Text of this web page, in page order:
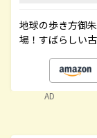
地球の歩き方御
場！すばらしい
AD